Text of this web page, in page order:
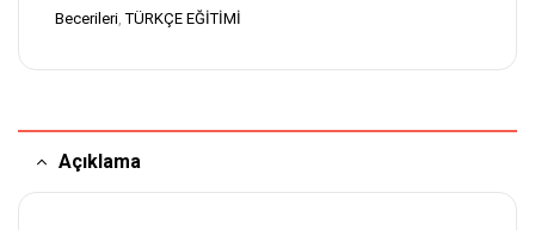
Becerileri ,TÜRKÇE EĞİTİMİ
Açıklama